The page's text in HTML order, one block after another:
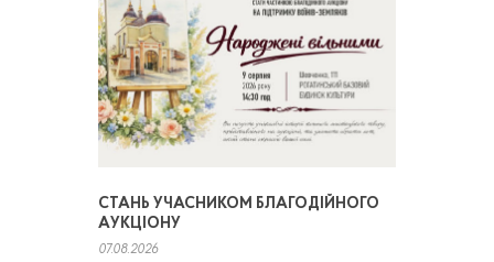
СТАНЬ УЧАСНИКОМ БЛАГОДІЙНОГО
АУКЦІОНУ
07.08.2026